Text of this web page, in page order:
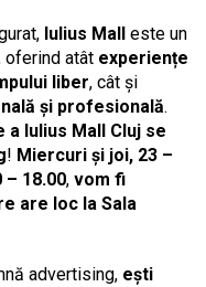
Iulius Mall este un
oferind atât experiențe
liber, cât și
și profesională.
a Iulius Mall Cluj se
! Miercuri și joi, 23 –
18.00, vom fi
are loc la Sala
advertising, ești